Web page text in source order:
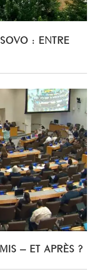
: ENTRE
– ET APRÈS ?